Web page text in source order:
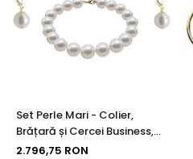
Set Perle Mari - Colier,
Brățară și Cercei Business,
Aur Galben 14K, Perle Albe
2.796,75 RON